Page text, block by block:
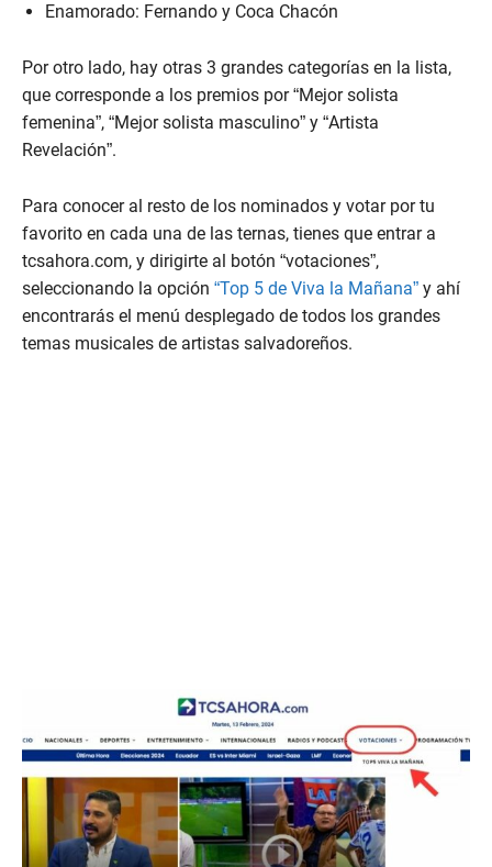
Enamorado: Fernando y Coca Chacón
Por otro lado, hay otras 3 grandes categorías en la lista,
que corresponde a los premios por “Mejor solista
femenina”, “Mejor solista masculino” y “Artista
Revelación”.
Para conocer al resto de los nominados y votar por tu
favorito en cada una de las ternas, tienes que entrar a
tcsahora.com, y dirigirte al botón “votaciones”,
seleccionando la opción “Top 5 de Viva la Mañana” y ahí
encontrarás el menú desplegado de todos los grandes
temas musicales de artistas salvadoreños.